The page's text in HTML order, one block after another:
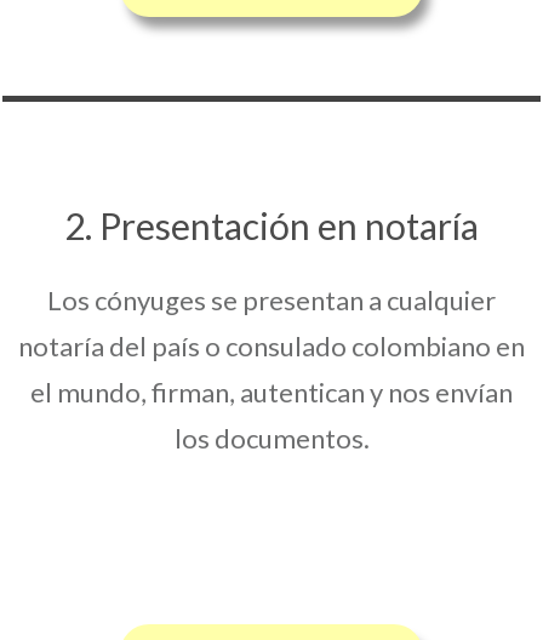
2. Presentación en notaría
Los cónyuges se presentan a cualquier
notaría del país o consulado colombiano en
el mundo, firman, autentican y nos envían
los documentos.